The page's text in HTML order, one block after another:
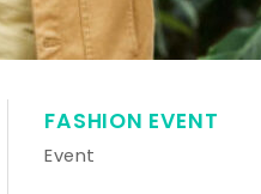
FASHION EVENT
Event